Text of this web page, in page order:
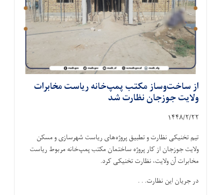
از ساخت‌وساز مکتب پمپ‌خانه ریاست مخابرات
ولایت جوزجان نظارت شد
۱۴۴۸/۲/۲۲
تیم تخنیکی نظارت و تطبیق پروژه‌های ریاست شهرسازی و مسکن
ولایت جوزجان از کار پروژه ساختمان مکتب پمپ‌خانه مربوط ریاست
مخابرات آن ولایت، نظارت تخنیکی کرد.
در جریان این نظارت. . .